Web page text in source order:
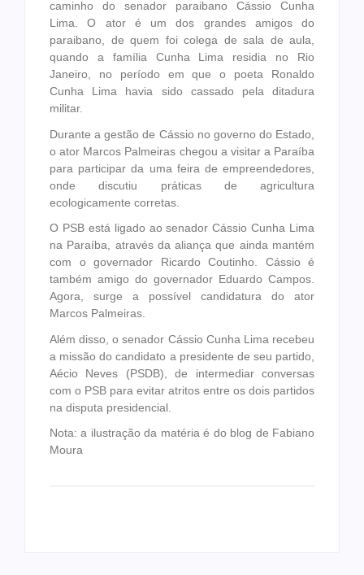
caminho do senador paraibano Cássio Cunha
Lima. O ator é um dos grandes amigos do
paraibano, de quem foi colega de sala de aula,
quando a família Cunha Lima residia no Rio
Janeiro, no período em que o poeta Ronaldo
Cunha Lima havia sido cassado pela ditadura
militar.
Durante a gestão de Cássio no governo do Estado,
o ator Marcos Palmeiras chegou a visitar a Paraíba
para participar da uma feira de empreendedores,
onde discutiu práticas de agricultura
ecologicamente corretas.
O PSB está ligado ao senador Cássio Cunha Lima
na Paraíba, através da aliança que ainda mantém
com o governador Ricardo Coutinho. Cássio é
também amigo do governador Eduardo Campos.
Agora, surge a possível candidatura do ator
Marcos Palmeiras.
Além disso, o senador Cássio Cunha Lima recebeu
a missão do candidato a presidente de seu partido,
Aécio Neves (PSDB), de intermediar conversas
com o PSB para evitar atritos entre os dois partidos
na disputa presidencial.
Nota: a ilustração da matéria é do blog de Fabiano
Moura